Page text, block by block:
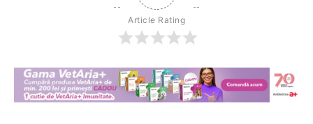
Article Rating